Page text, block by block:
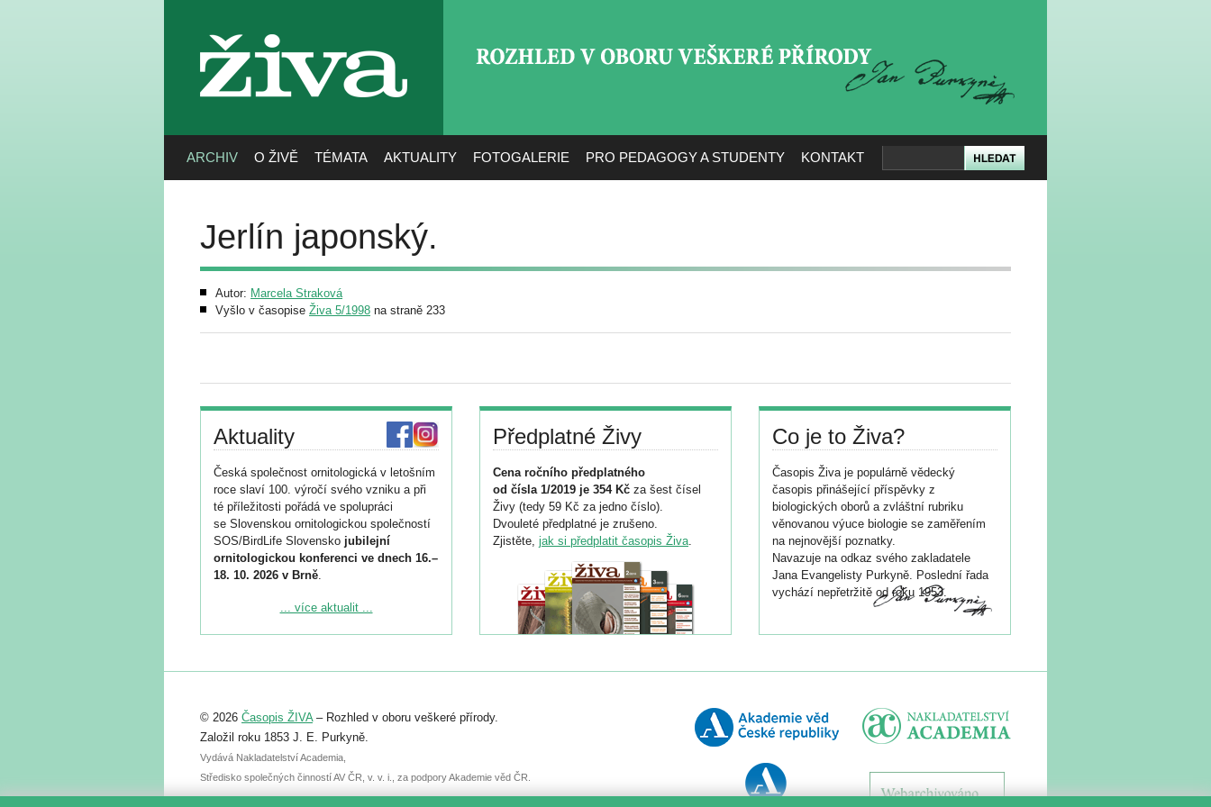
živa
ARCHIV O ŽIVĚ TÉMATA AKTUALITY FOTOGALERIE PRO PEDAGOGY A STUDENTY KONTAKT
Jerlín japonský.
Autor: Marcela Straková
Vyšlo v časopise Živa 5/1998 na straně 233
Aktuality
Česká společnost ornitologická v letošním
roce slaví 100. výročí svého vzniku a při
té příležitosti pořádá ve spolupráci
se Slovenskou ornitologickou společností
SOS/BirdLife Slovensko jubilejní
ornitologickou konferenci ve dnech 16.–
18. 10. 2026 v Brně.
Podrobnější informace ke konferenci
Registrovat se můžete do 6. září.
abstraktu přihlášené přednášky nebo
posteru je už 30. června.
... více aktualit ...
Předplatné Živy
Cena ročního předplatného
od čísla 1/2019 je 354 Kč za šest čísel
Živy (tedy 59 Kč za jedno číslo).
Dvouleté předplatné je zrušeno.
Zjistěte, jak si předplatit časopis Živa.
Co je to Živa?
Časopis Živa je populárně vědecký
časopis přinášející příspěvky z
biologických oborů a zvláštní rubriku
věnovanou výuce biologie se zaměřením
na nejnovější poznatky.
Navazuje na odkaz svého zakladatele
Jana Evangelisty Purkyně. Poslední řada
vychází nepřetržitě od roku 1953.
© 2026 Časopis ŽIVA– Rozhled v oboru veškeré přírody.
Založil roku 1853 J. E. Purkyně.
Vydává Nakladatelství Academia,
Středisko společných činností AV ČR, v. v. i., za podpory Akademie věd ČR.